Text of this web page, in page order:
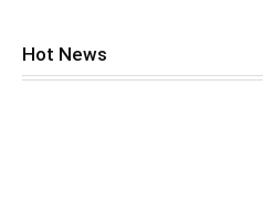
Hot News